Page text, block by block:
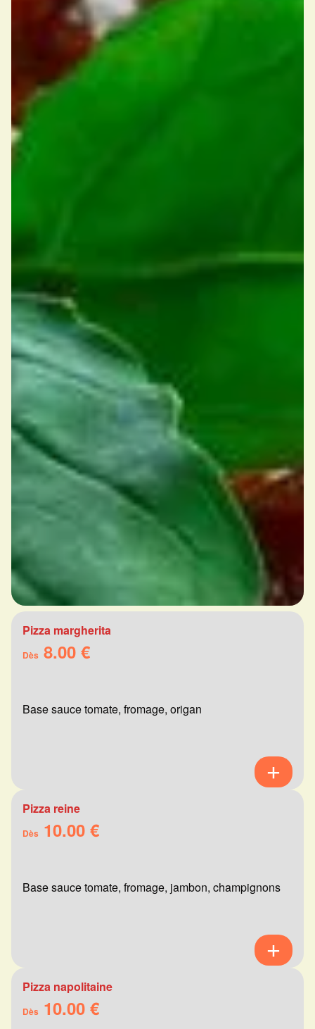
Pizza margherita
Dès 8.00 €
Base sauce tomate, fromage, origan
Pizza reine
Dès 10.00 €
Base sauce tomate, fromage, jambon, champignons
Pizza napolitaine
Dès 10.00 €